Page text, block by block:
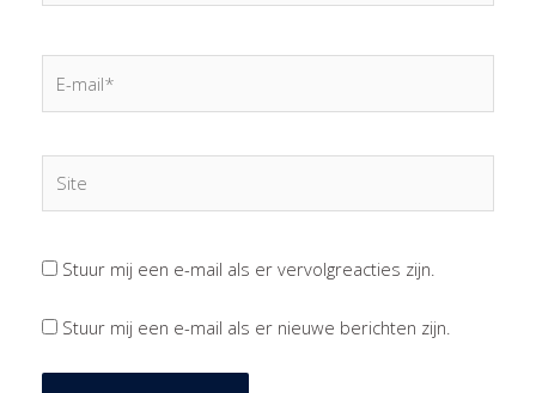
mail*
Stuur mij een e-mail als er vervolgreacties zijn.
Stuur mij een e-mail als er nieuwe berichten zijn.